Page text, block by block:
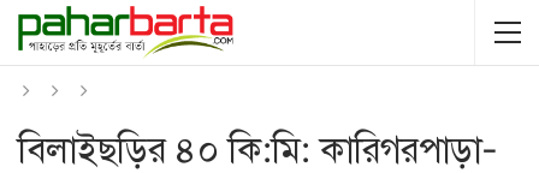
বিলাইছড়ির ৪০ কি:মি: কারিগরপাড়া-